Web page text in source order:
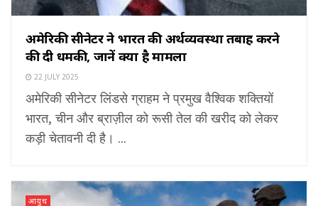
अमेरिकी सीनेटर ने भारत की अर्थव्यवस्था तबाह करने
की दी धमकी, जानें क्या है मामला
22 JULY 2025
अमेरिकी सीनेटर लिंडसे ग्राहम ने प्रमुख वैश्विक शक्तियों
भारत, चीन और ब्राज़ील को रूसी तेल की खरीद को लेकर
कड़ी चेतावनी दी है। ...
आयुध